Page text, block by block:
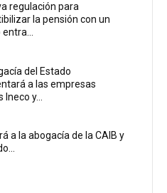
regulación para
la pensión con un
del Estado
a las empresas
y...
a la abogacía de la CAIB y